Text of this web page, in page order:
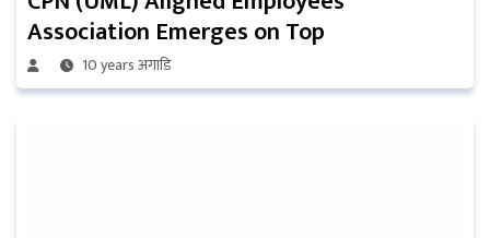
Association Emerges on Top
10 years अगाडि